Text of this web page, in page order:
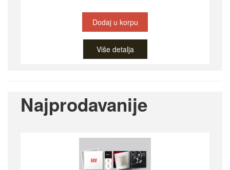
Dodaj u korpu
Više detalja
Najprodavanije